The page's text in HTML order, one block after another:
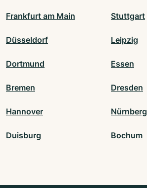
Frankfurt am Main Stuttgart
Düsseldorf Leipzig
Dortmund Essen
Bremen Dresden
Hannover Nürnberg
Duisburg Bochum